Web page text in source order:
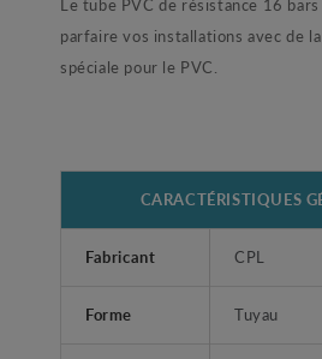
parfaire vos installations avec de
spéciale pour le PVC.
CARACTÉRISTIQUES
Fabricant CPL
Forme Tuyau